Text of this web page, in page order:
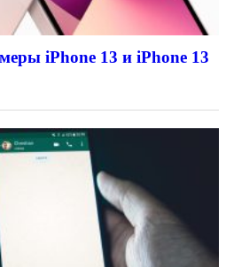
iPhone 13 и iPhone 13